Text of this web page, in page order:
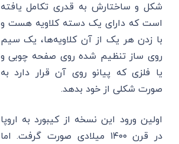
شکل و ساختارش به قدری تکامل یافته
است که دارای یک دسته کلاویه هست و
با زدن هر یک از آن کلاویه‌ها، یک سیم
روی ساز تنظیم شده روی صفحه چوبی و
یا فلزی که پیانو روی آن قرار دارد به
صورت شکلی از خود بدهد.
اولین ورود این نسخه از کیبورد به اروپا
در قرن ۱۴۰۰ میلادی صورت گرفت. اما